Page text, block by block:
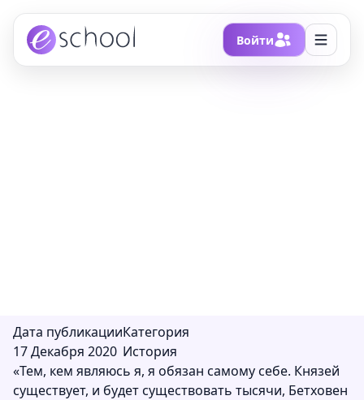
Войти
Дата публикации
17 Декабря 2020
Категория
История
«Тем, кем являюсь я, я обязан самому себе. Князей
существует, и будет существовать тысячи, Бетховен